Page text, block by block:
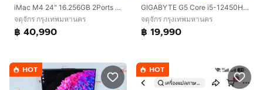
iMac M4 24" 16.256GB 2Ports care+ 06.28
จตุจักร กรุงเทพมหานคร
฿ 40,990
GIGABYTE G5 Core i5-12450H.RTX4050 RAM16.512GB
จตุจักร กรุงเทพมหานคร
฿ 19,990
HOT HOT